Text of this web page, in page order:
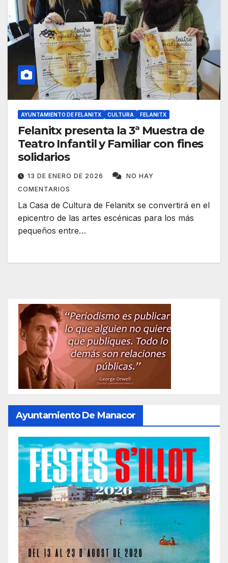
AYUNTAMIENTO DE FELANITX CULTURA FELANITX
Felanitx presenta la 3ª Muestra de
Teatro Infantil y Familiar con fines
solidarios
13 DE ENERO DE 2026
NO HAY
COMENTARIOS
La Casa de Cultura de Felanitx se convertirá en el
epicentro de las artes escénicas para los más
pequeños entre…
Ayuntamiento De Manacor